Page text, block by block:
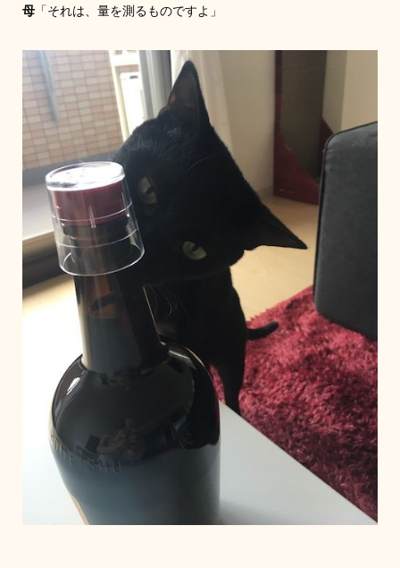
母「それは、量を測るものですよ」